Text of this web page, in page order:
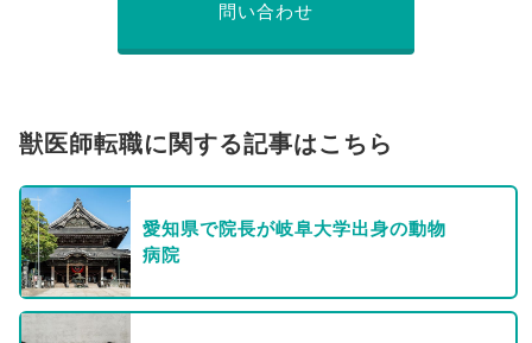
問い合わせ
獣医師転職に関する記事はこちら
愛知県で院長が岐阜大学出身の動物
病院